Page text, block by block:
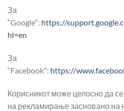
За
“Google”: https://
hl=en
За
“Facebook”: https://
Корисникот може целосно да
на рекламирање засновано на